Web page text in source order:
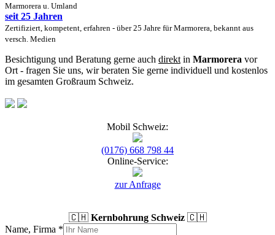
Marmorera u. Umland
seit 25 Jahren
Zertifiziert, kompetent, erfahren - über 25 Jahre für Marmorera, bekannt aus
versch. Medien
Besichtigung und Beratung gerne auch direkt in Marmorera vor
Ort - fragen Sie uns, wir beraten Sie gerne individuell und kostenlos
im gesamten Großraum Schweiz.
Mobil Schweiz:
(0176) 668 798 44
Online-Service:
zur Anfrage
🇨🇭 Kernbohrung Schweiz🇨🇭
Name, Firma *